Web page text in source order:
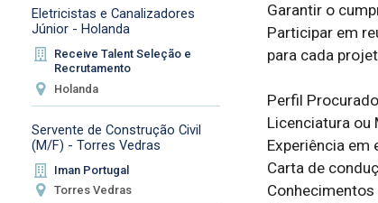
Eletricistas e Canalizadores
Júnior - Holanda
Receive Talent Seleção e
Recrutamento
Holanda
Servente de Construção Civil
(M/F) - Torres Vedras
Iman Portugal
Torres Vedras
Garantir o
Participar em
para cada
Perfil Procurado
Licenciatura ou
Experiência
Carta de